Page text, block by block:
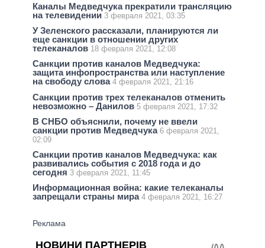
Каналы Медведчука прекратили трансляцию
на телевидении 3 февраля 2021, 03:35
У Зеленского рассказали, планируются ли
еще санкции в отношении других
телеканалов 18 февраля 2021, 12:08
Санкции против каналов Медведчука:
защита инфопространства или наступление
на свободу слова 4 февраля 2021, 21:16
Санкции против трех телеканалов отменить
невозможно – Данилов 5 февраля 2021, 17:32
В СНБО объяснили, почему не ввели
санкции против Медведчука 6 февраля 2021,
02:09
Санкции против каналов Медведчука: как
развивались события с 2018 года и до
сегодня 3 февраля 2021, 11:45
Информационная война: какие телеканалы
запрещали страны мира 4 февраля 2021, 16:27